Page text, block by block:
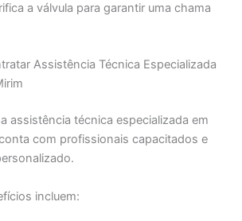
a válvula para garantir uma chama
Assistência Técnica Especializada
assistência técnica especializada em
com profissionais capacitados e
incluem: